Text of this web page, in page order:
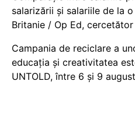
salarizării și salariile de la
Britanie / Op Ed,
Campania de reciclare a
educația și creativitatea
UNTOLD, între 6 și 9 august